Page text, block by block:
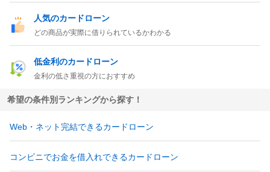
人気のカードローン
どの商品が実際に借りられているかわかる
低金利のカードローン
金利の低さ重視の方におすすめ
希望の条件別ランキングから探す！
Web・ネット完結できるカードローン
コンビニでお金を借入れできるカードローン